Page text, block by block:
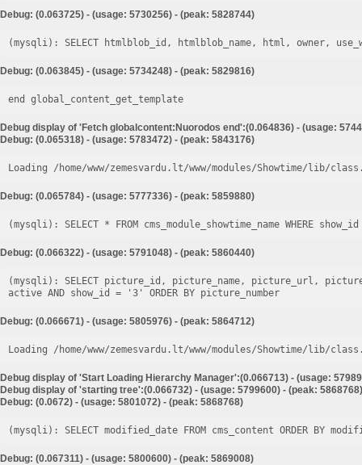
Debug: (0.063725) - (usage: 5730256) - (peak: 5828744)
Debug: (0.063845) - (usage: 5734248) - (peak: 5829816)
end global_content_get_template
Debug display of 'Fetch globalcontent:Nuorodos end':(0.064836) - (usage:
Debug: (0.065318) - (usage: 5783472) - (peak: 5843176)
Loading /home/www/zemesvardu.lt/www/modules/Showtime/lib/
Debug: (0.065784) - (usage: 5777336) - (peak: 5859880)
Debug: (0.066322) - (usage: 5791048) - (peak: 5860440)
(mysqli): SELECT picture_id, picture_name, picture_url,
Debug: (0.066671) - (usage: 5805976) - (peak: 5864712)
Loading /home/www/zemesvardu.lt/www/modules/Showtime/lib/
Debug display of 'Start Loading Hierarchy Manager':(0.066713) - (usage:
Debug display of 'starting tree':(0.066732) - (usage: 5799600) - (peak: 5868768)
Debug: (0.0672) - (usage: 5801072) - (peak: 5868768)
Debug: (0.067311) - (usage: 5800600) - (peak: 5869008)